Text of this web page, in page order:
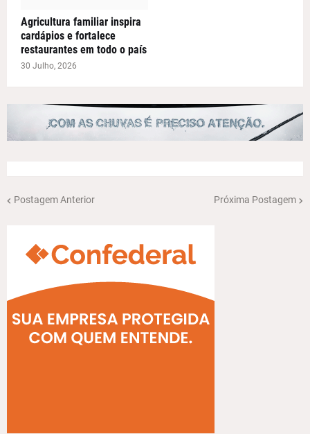
Agricultura familiar inspira
cardápios e fortalece
restaurantes em todo o país
30 Julho, 2026
Postagem Anterior Próxima Postagem